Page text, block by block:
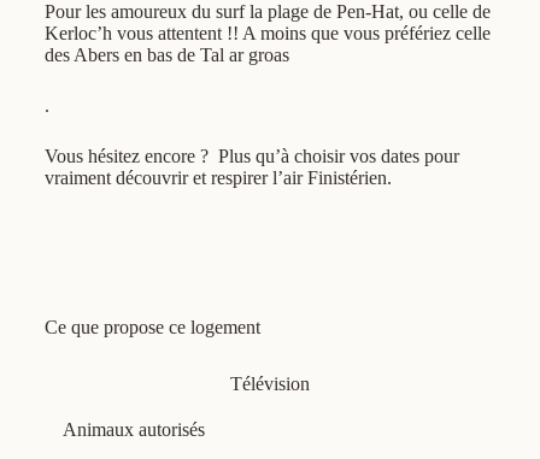
Pour les amoureux du surf la plage de Pen-Hat, ou celle de
Kerloc’h vous attentent !! A moins que vous préfériez celle
des Abers en bas de Tal ar groas
.
Vous hésitez encore ? Plus qu’à choisir vos dates pour
vraiment découvrir et respirer l’air Finistérien.
Ce que propose ce logement
Télévision
Animaux autorisés